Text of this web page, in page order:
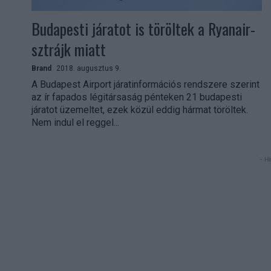
Budapesti járatot is töröltek a Ryanair-
sztrájk miatt
Brand 2018. augusztus 9.
A Budapest Airport járatinformációs rendszere szerint
az ír fapados légitársaság pénteken 21 budapesti
járatot üzemeltet, ezek közül eddig hármat töröltek.
Nem indul el reggel...
-